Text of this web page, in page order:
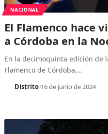
NACIONAL
El Flamenco hace
a Córdoba en la
En la decimoquinta edición de
Flamenco de Córdoba,…
Distrito 16 de junio de 2024